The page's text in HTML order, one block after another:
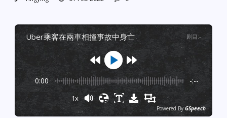
uber乘客在兩車相撞事故中身亡 剧目 :-
0:00 -:--
1x
Powered By GSpeech